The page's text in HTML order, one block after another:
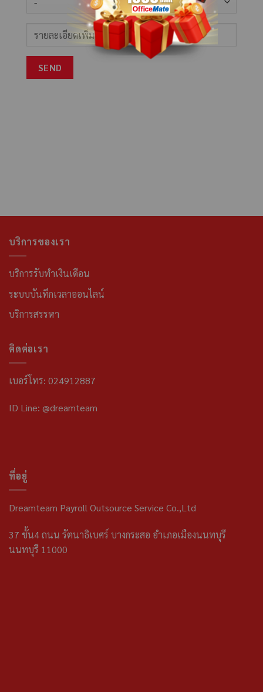
บริการของเรา
บริการรับทำเงินเดือน
ระบบบันทึกเวลาออนไลน์
บริการสรรหา
ติดต่อเรา
เบอร์โทร: 024912887
ID Line: @dreamteam
ที่อยู่
Dreamteam Payroll Outsource Service Co.,Ltd
37 ชั้น4 ถนน รัตนาธิเบศร์ บางกระสอ อำเภอเมืองนนทบุรี
นนทบุรี 11000